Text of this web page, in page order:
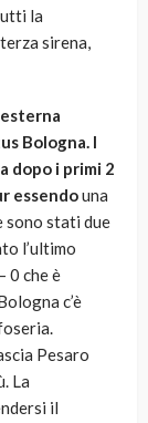
la
sirena,
Bologna. I
dopo i primi 2
essendouna
sono stati due
l’ultimo
0 che è
c’è
Pesaro
La
il